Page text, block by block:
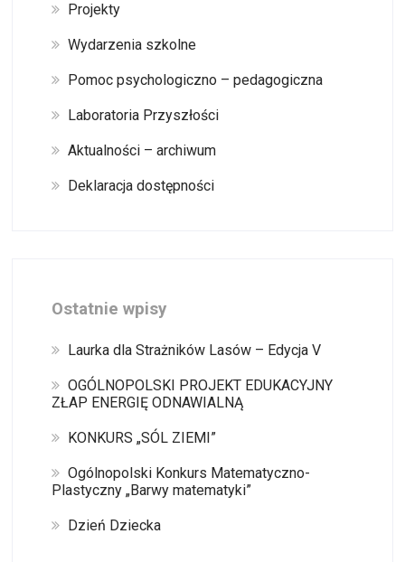
Projekty
Wydarzenia szkolne
Pomoc psychologiczno – pedagogiczna
Laboratoria Przyszłości
Aktualności – archiwum
Deklaracja dostępności
Ostatnie wpisy
Laurka dla Strażników Lasów – Edycja V
OGÓLNOPOLSKI PROJEKT EDUKACYJNY
ZŁAP ENERGIĘ ODNAWIALNĄ
KONKURS „SÓL ZIEMI”
Ogólnopolski Konkurs Matematyczno-
Plastyczny „Barwy matematyki”
Dzień Dziecka